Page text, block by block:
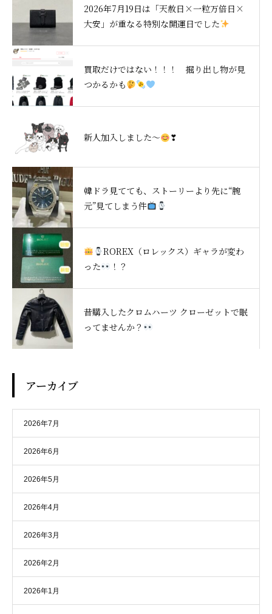
2026年7月19日は「天赦日×一粒万倍日×
大安」が重なる特別な開運日でした
買取だけではない！！！ 掘り出し物が見
つかるかも
新人加入しました～ ❣
韓ドラ見てても、ストーリーより先に“腕
元”見てしまう件
ROREX（ロレックス）ギャラが変わ
った
！？
昔購入したクロムハーツ クローゼットで眠
ってませんか？
アーカイブ
2026年7月
2026年6月
2026年5月
2026年4月
2026年3月
2026年2月
2026年1月